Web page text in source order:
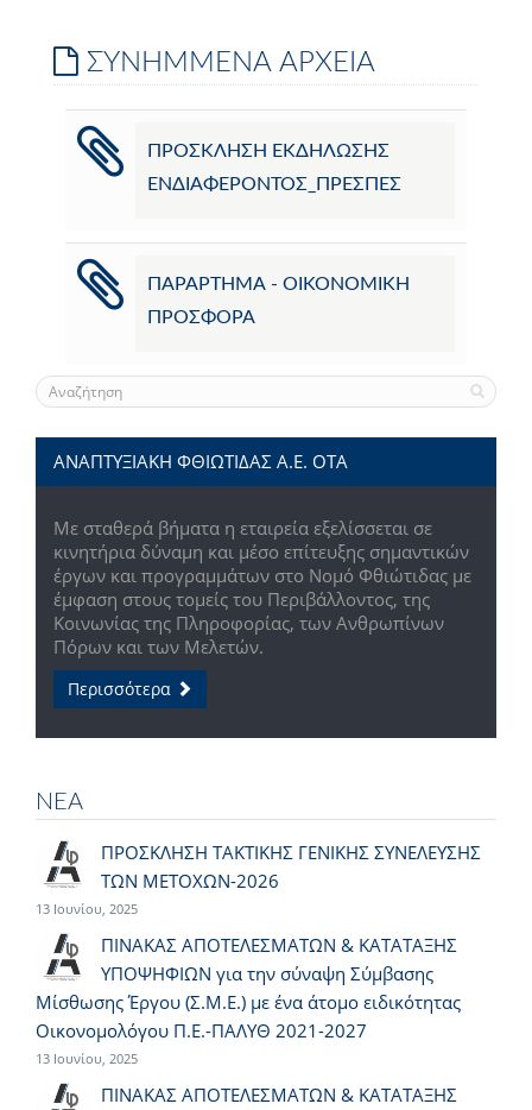
ΣΥΝΗΜΜΕΝΑ ΑΡΧΕΙΑ
ΠΡΟΣΚΛΗΣΗ ΕΚΔΗΛΩΣΗΣ
ΕΝΔΙΑΦΕΡΟΝΤΟΣ_ΠΡΕΣΠΕΣ
ΠΑΡΑΡΤΗΜΑ - ΟΙΚΟΝΟΜΙΚΗ
ΠΡΟΣΦΟΡΑ
ΑΝΑΠΤΥΞΙΑΚΗ ΦΘΙΩΤΙΔΑΣ Α.Ε. ΟΤΑ
Με σταθερά βήματα η εταιρεία εξελίσσεται σε
κινητήρια δύναμη και μέσο επίτευξης σημαντικών
έργων και προγραμμάτων στο Νομό Φθιώτιδας με
έμφαση στους τομείς του Περιβάλλοντος, της
Κοινωνίας της Πληροφορίας, των Ανθρωπίνων
Πόρων και των Μελετών.
Περισσότερα
ΝΕΑ
ΠΡΟΣΚΛΗΣΗ ΤΑΚΤΙΚΗΣ ΓΕΝΙΚΗΣ ΣΥΝΕΛΕΥΣΗΣ
ΤΩΝ ΜΕΤΟΧΩΝ-2026
13 Ιουνίου, 2025
ΠΙΝΑΚΑΣ ΑΠΟΤΕΛΕΣΜΑΤΩΝ & ΚΑΤΑΤΑΞΗΣ
ΥΠΟΨΗΦΙΩΝ για την σύναψη Σύμβασης
Μίσθωσης Έργου (Σ.Μ.Ε.) με ένα άτομο ειδικότητας
Οικονομολόγου Π.Ε.-ΠΑΛΥΘ 2021-2027
13 Ιουνίου, 2025
ΠΙΝΑΚΑΣ ΑΠΟΤΕΛΕΣΜΑΤΩΝ & ΚΑΤΑΤΑΞΗΣ